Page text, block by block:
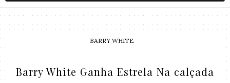
BARRY WHITE
Barry White Ganha Estrela Na calçada